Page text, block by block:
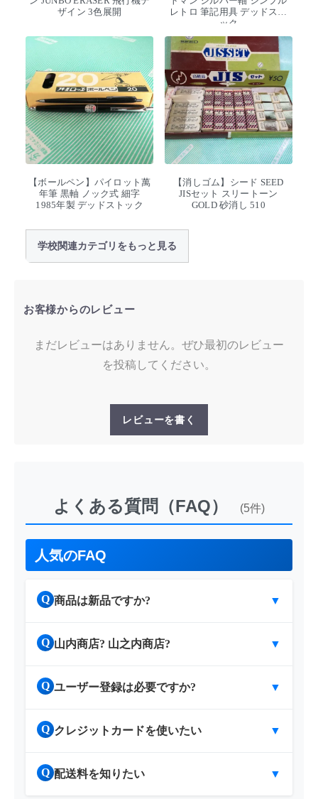
ザイン 3色展開
レトロ 筆記用具 デッドスト
ック
【ボールペン】パイロット萬
年筆 黒軸 ノック式 細字
1985年製 デッドストック
【消しゴム】シード SEED
JISセット スリートーン
GOLD 砂消し 510
学校関連カテゴリをもっと見る
お客様からのレビュー
まだレビューはありません。ぜひ最初のレビュー
を投稿してください。
レビューを書く
よくある質問（FAQ） (5件)
人気のFAQ
Q 商品は新品ですか? ▼
Q 山内商店? 山之内商店? ▼
Q ユーザー登録は必要ですか? ▼
Q クレジットカードを使いたい ▼
Q 配送料を知りたい ▼